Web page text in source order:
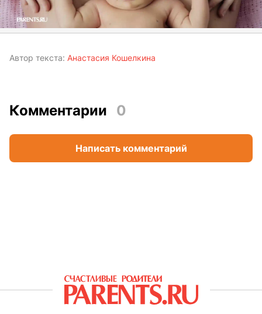
Автор текста: Анастасия Кошелкина
Комментарии 0
Написать комментарий